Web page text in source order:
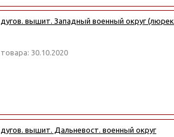
вышит. Западный военный округ
30.10.2020
вышит. Дальневост. военный округ